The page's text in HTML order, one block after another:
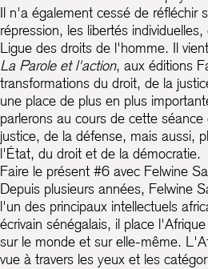
Il n'a également cessé de réfléchir
répression, les libertés
Ligue des droits de l'homme. Il
La Parole et l'action, aux éditions
transformations du droit, de la
une place de plus en plus
parlerons au cours de cette
justice, de la défense, mais aussi,
l'État, du droit et de la démocratie.
Faire le présent #6 avec Felwine
Depuis plusieurs années, Felwine
l'un des principaux intellectuels
écrivain sénégalais, il place
sur le monde et sur elle-même.
vue à travers les yeux et les